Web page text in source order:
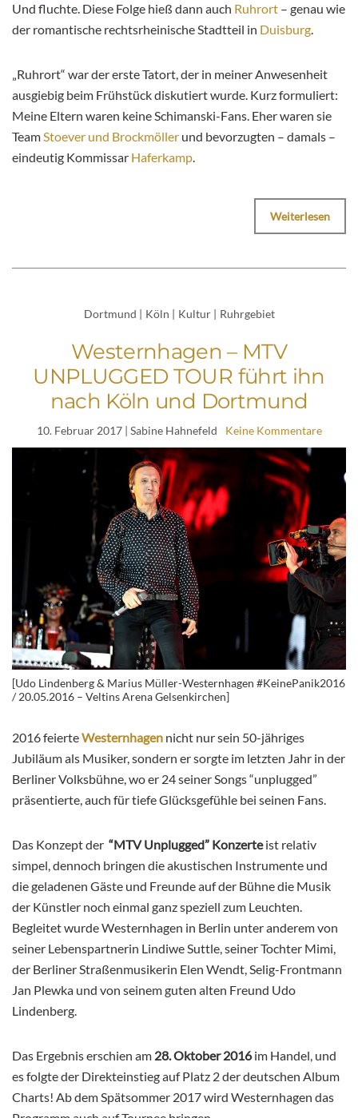
Und fluchte. Diese Folge hieß dann auch Ruhrort – genau wie
der romantische rechtsrheinische Stadtteil in Duisburg.
„Ruhrort“ war der erste Tatort, der in meiner Anwesenheit
ausgiebig beim Frühstück diskutiert wurde. Kurz formuliert:
Meine Eltern waren keine Schimanski-Fans. Eher waren sie
TeamStoever und Brockmöller und bevorzugten – damals –
eindeutig Kommissar Haferkamp.
Weiterlesen
Dortmund | Köln | Kultur | Ruhrgebiet
Westernhagen – MTV
UNPLUGGED TOUR führt ihn
nach Köln und Dortmund
10. Februar 2017| Sabine Hahnefeld Keine Kommentare
[Udo Lindenberg & Marius Müller-Westernhagen #KeinePanik2016
/ 20.05.2016 – Veltins Arena Gelsenkirchen]
2016 feierteWesternhagen nicht nur sein 50-jähriges
Jubiläum als Musiker, sondern er sorgte im letzten Jahr in der
Berliner Volksbühne, wo er 24 seiner Songs “unplugged”
präsentierte, auch für tiefe Glücksgefühle bei seinen Fans.
Das Konzept der “MTV Unplugged” Konzerteist relativ
simpel, dennoch bringen die akustischen Instrumente und
die geladenen Gäste und Freunde auf der Bühne die Musik
der Künstler noch einmal ganz speziell zum Leuchten.
Begleitet wurde Westernhagen in Berlin unter anderem von
seiner Lebenspartnerin Lindiwe Suttle, seiner Tochter Mimi,
der Berliner Straßenmusikerin Elen Wendt, Selig-Frontmann
Jan Plewka und von seinem guten alten Freund Udo
Lindenberg.
Das Ergebnis erschien am 28. Oktober 2016im Handel, und
es folgte der Direkteinstieg auf Platz 2 der deutschen Album
Charts! Ab dem Spätsommer 2017 wird Westernhagen das